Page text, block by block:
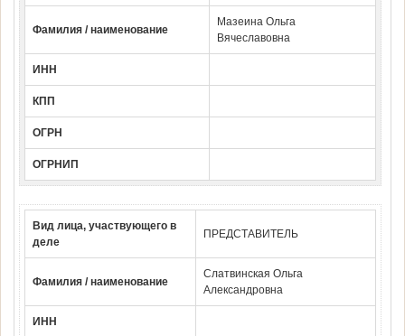
Фамилия / наименование
Мазеина Ольга
Вячеславовна
ИНН
КПП
ОГРН
ОГРНИП
Вид лица, участвующего в
деле
ПРЕДСТАВИТЕЛЬ
Фамилия / наименование
Слатвинская Ольга
Александровна
ИНН